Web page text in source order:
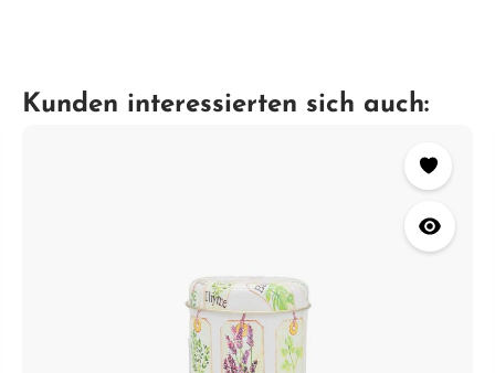
Kunden interessierten sich auch: